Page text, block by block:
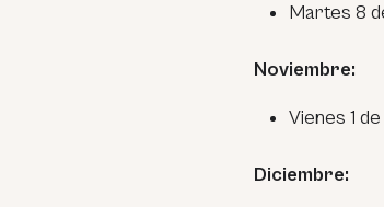
Martes 8
Noviembre:
Vienes 1
Diciembre: